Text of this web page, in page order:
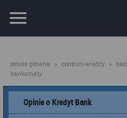
strona główna » centrum wiedzy »
bankomaty
Opinie o Kredyt Bank